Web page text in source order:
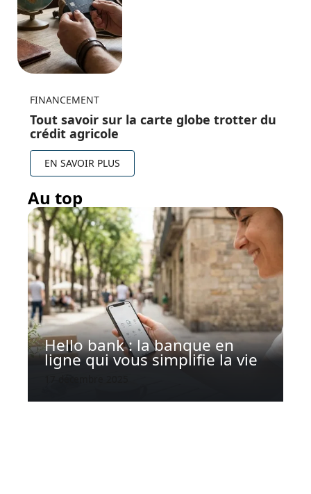
FINANCEMENT
Tout savoir sur la carte globe trotter du
crédit agricole
EN SAVOIR PLUS
Au top
Hello bank : la banque en
ligne qui vous simplifie la vie